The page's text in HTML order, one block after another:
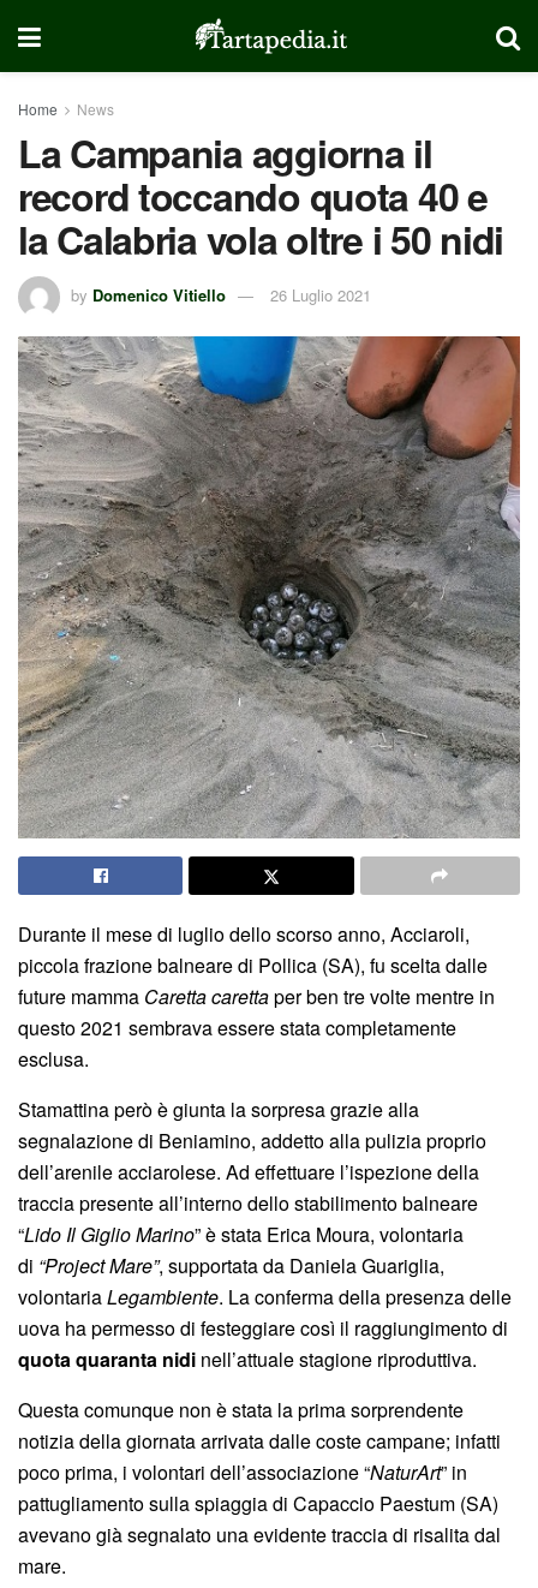
Home News
La Campania aggiorna il
record toccando quota 40 e
la Calabria vola oltre i 50 nidi
by Domenico Vitiello 26 Luglio 2021
Durante il mese di luglio dello scorso anno, Acciaroli,
piccola frazione balneare di Pollica (SA), fu scelta dalle
future mamma Caretta carettaper ben tre volte mentre in
questo 2021 sembrava essere stata completamente
esclusa.
Stamattina però è giunta la sorpresa grazie alla
segnalazione di Beniamino, addetto alla pulizia proprio
dell’arenile acciarolese. Ad effettuare l’ispezione della
traccia presente all’interno dello stabilimento balneare
“Lido Il Giglio Marino” è stata Erica Moura, volontaria
di “Project Mare”, supportata da Daniela Guariglia,
volontariaLegambiente. La conferma della presenza delle
uova ha permesso di festeggiare così il raggiungimento di
quota quaranta nidi nell’attuale stagione riproduttiva.
Questa comunque non è stata la prima sorprendente
notizia della giornata arrivata dalle coste campane; infatti
poco prima, i volontari dell’associazione “NaturArt” in
pattugliamento sulla spiaggia di Capaccio Paestum (SA)
avevano già segnalato una evidente traccia di risalita dal
mare.